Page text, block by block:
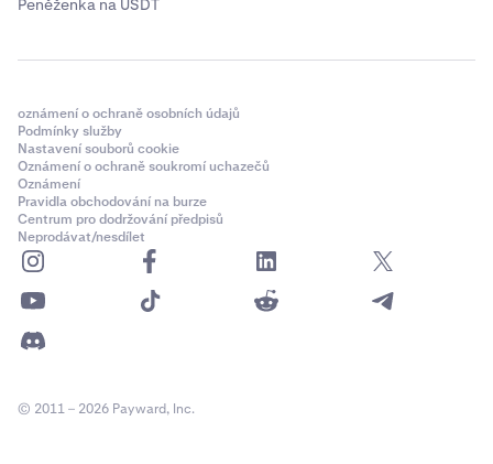
Peněženka na USDT
oznámení o ochraně osobních údajů
Podmínky služby
Nastavení souborů cookie
Oznámení o ochraně soukromí uchazečů
Oznámení
Pravidla obchodování na burze
Centrum pro dodržování předpisů
Neprodávat/nesdílet
© 2011 – 2026 Payward, Inc.